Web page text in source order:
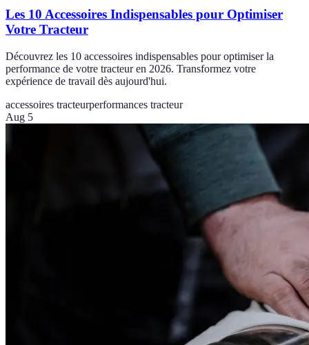
Les 10 Accessoires Indispensables pour Optimiser
Votre Tracteur
Découvrez les 10 accessoires indispensables pour optimiser la
performance de votre tracteur en 2026. Transformez votre
expérience de travail dès aujourd'hui.
accessoires tracteurperformances tracteur
Aug 5